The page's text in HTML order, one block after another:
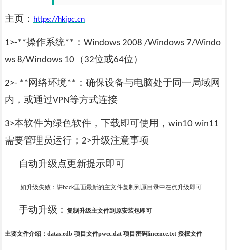
主页： https://hkipc.cn
1>-**操作系统** ： Windows 2008 /Windows 7/Windo
ws 8/Windows 10
（ 32位或64位）
2>- ** 网络环境** ：确保设备与电脑处于同一局域网
内，或通过VPN等方式连接
3>本软件为绿色软件，下载即可使用， win10 win11
需要管理员运行； 2>升级注意事项
自动升级点更新提示即可
如升级失败：讲back里面最新的主文件复制到原目录中在点升级即可
手动升级： 复制升级主文件到原安装包即可
主要文件介绍： datas.edb 项目文件pwcc.dat 项目密码lincence.txt 授权文件